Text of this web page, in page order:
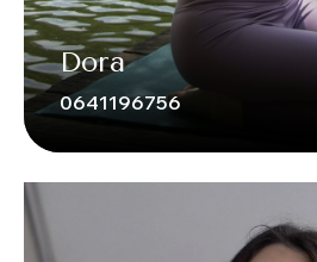
Dora
0641196756